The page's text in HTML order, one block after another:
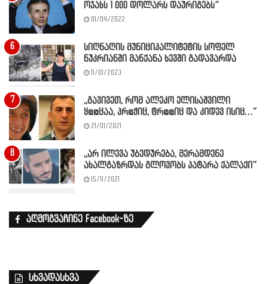
ოჯახს 1 000 დოლარს დაურიგებს”
01/04/2022
სიღნაღის მუნიციპალიტეტის სოფელ
ნუკრიანში მანქანა ხევში გადავარდა
11/01/2023
,,გავივეთ, რომ ალეკო ელისაშვილი
ყ@@ცაა, პრ@ჭიც, ტრ@@იც და კიდევ ისიც…”
21/01/2021
,,არ ილევა უბედურება, მერამდენე
ახალგაზრდას გლოვობს პატარა ქალაქი”
15/11/2021
აღმოგვაჩინე Facebook-ზე
სხვადასხვა